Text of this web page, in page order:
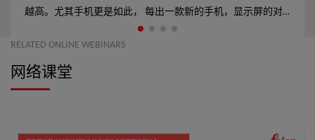
越高。尤其手机更是如此， 每出一款新的手机，显示屏的对
比度和光亮度、高速度等性能就会有一个质的飞跃。我们今天
个 TFT-LCD 的玻璃基板，采用氩离子束进行截面切割，然后上
RELATED ONLINE WEBINARS
网络课堂